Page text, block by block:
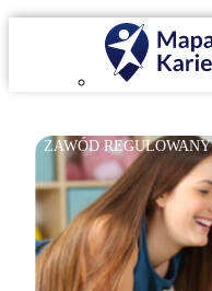
ZAWÓD REGULOWANY